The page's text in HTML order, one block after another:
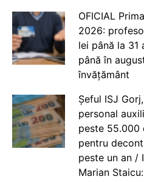
OFICIAL
2026:
lei până la
până în
învățământ
Șeful ISJ
personal
peste 55.000
pentru
peste un an /
Marian